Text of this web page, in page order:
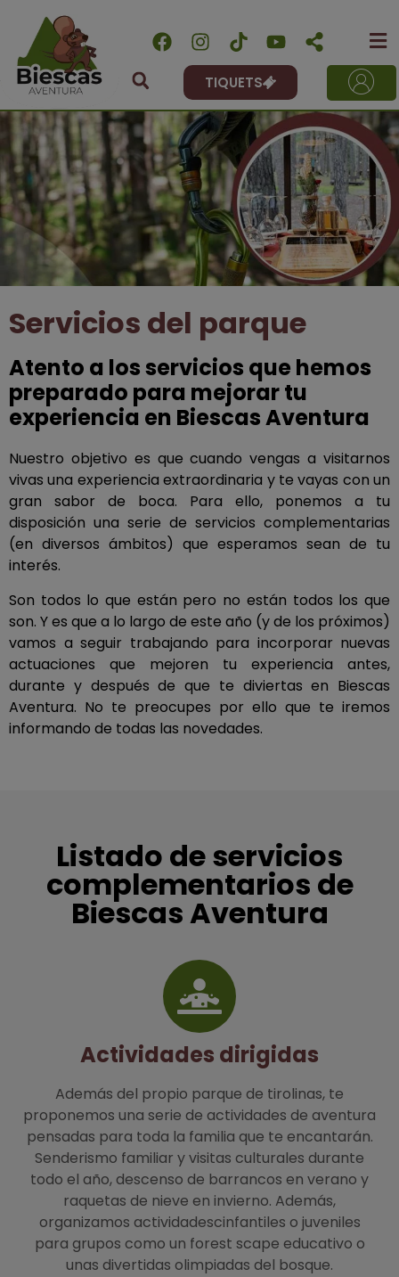
TIQUETS
Servicios del parque
Atento a los servicios que hemos
preparado para mejorar tu
experiencia en Biescas Aventura
Nuestro objetivo es que cuando vengas a visitarnos
vivas una experiencia extraordinaria y te vayas con un
gran sabor de boca. Para ello, ponemos a tu
disposición una serie de servicios complementarias
(en diversos ámbitos) que esperamos sean de tu
interés.
Son todos lo que están pero no están todos los que
son. Y es que a lo largo de este año (y de los próximos)
vamos a seguir trabajando para incorporar nuevas
actuaciones que mejoren tu experiencia antes,
durante y después de que te diviertas en Biescas
Aventura. No te preocupes por ello que te iremos
informando de todas las novedades.
Listado de servicios
complementarios de
Biescas Aventura
Actividades dirigidas
Además del propio parque de tirolinas, te
proponemos una serie de actividades de aventura
pensadas para toda la familia que te encantarán.
Senderismo familiar y visitas culturales durante
todo el año, descenso de barrancos en verano y
raquetas de nieve en invierno. Además,
organizamos actividadescinfantiles o juveniles
para grupos como un forest scape educativo o
unas divertidas olimpiadas del bosque.